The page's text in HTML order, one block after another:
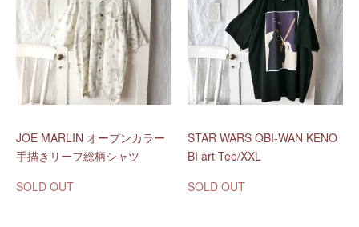
JOE MARLIN オープンカラー
手描きリーフ総柄シャツ
SOLD OUT
STAR WARS OBI-WAN KENO
BI art Tee/XXL
SOLD OUT